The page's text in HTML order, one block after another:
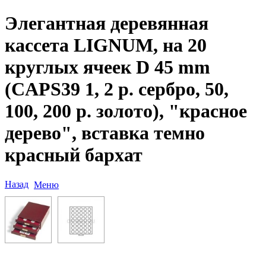
Элегантная деревянная
кассета LIGNUM, на 20
круглых ячеек D 45 mm
(CAPS39 1, 2 р. сербро, 50,
100, 200 р. золото), "красное
дерево", вставка темно
красный бархат
Назад Меню